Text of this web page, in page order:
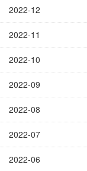
2022-12
2022-11
2022-10
2022-09
2022-08
2022-07
2022-06